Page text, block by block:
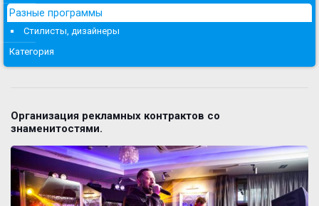
Разные программы
Стилисты, дизайнеры
Категория
Организация рекламных контрактов со
знаменитостями.